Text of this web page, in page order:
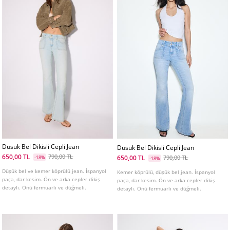
Dusuk Bel Dikisli Cepli Jean
650,00 TL
-18% 790,00 TL
Düşük bel ve kemer köprülü jean. İspanyol
paça, dar kesim. Ön ve arka cepler dikiş
detaylı. Önü fermuarlı ve düğmeli.
Dusuk Bel Dikisli Cepli Jean
650,00 TL
-18% 790,00 TL
Kemer köprülü, düşük bel jean. İspanyol
paça, dar kesim. Ön ve arka cepler dikiş
detaylı. Önü fermuarlı ve düğmeli.